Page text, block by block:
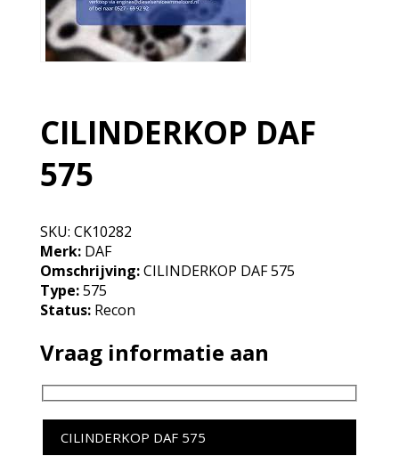
CILINDERKOP DAF
575
SKU: CK10282
Merk:DAF
Omschrijving:CILINDERKOP DAF 575
Type:575
Status:Recon
Vraag informatie aan